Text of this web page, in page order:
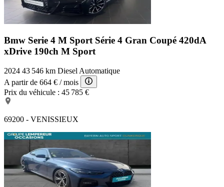
Bmw Serie 4 M Sport Série 4 Gran Coupé 420dA
xDrive 190ch M Sport
2024 43 546 km Diesel Automatique
A partir de 664 € / mois
Prix du véhicule : 45 785 €
69200 - VENISSIEUX